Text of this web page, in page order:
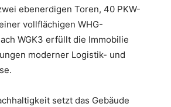
ebenerdigen Toren, 40 PKW-
vollflächigen WHG-
WGK3 erfüllt die Immobilie
moderner Logistik- und
setzt das Gebäude